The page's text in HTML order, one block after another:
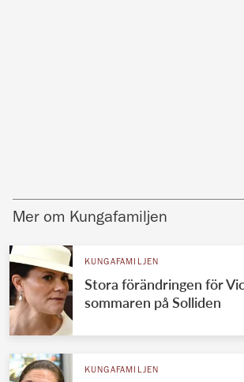
Mer om Kungafamiljen
KUNGAFAMILJEN
Stora förändringen för
sommaren på Solliden
KUNGAFAMILJEN